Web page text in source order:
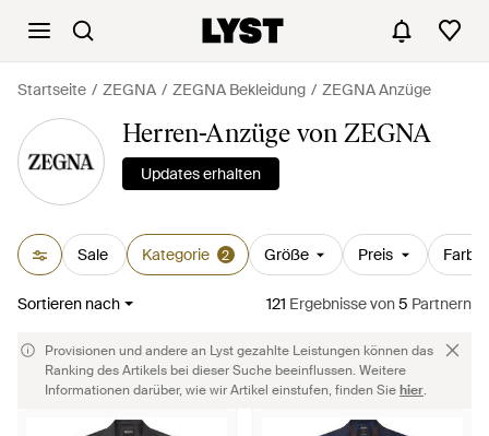
Startseite ZEGNA ZEGNA Bekleidung ZEGNA Anzüge
Herren-Anzüge von ZEGNA
Updates erhalten
Sale Kategorie 2 Größe Preis Farbe
Sortieren nach 121 Ergebnissevon5 Partnern
Provisionen und andere an Lyst gezahlte Leistungen können das
Ranking des Artikels bei dieser Suche beeinflussen. Weitere
Informationen darüber, wie wir Artikel einstufen, finden Siehier.